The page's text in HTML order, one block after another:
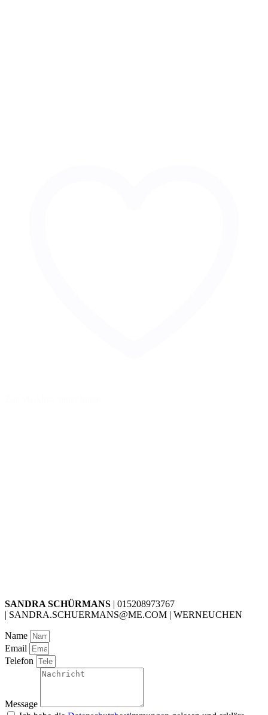
SANDRA SCHÜRMANS | 015208973767
| SANDRA.SCHUERMANS@ME.COM | WERNEUCHEN
Name
Email
Telefon
Message